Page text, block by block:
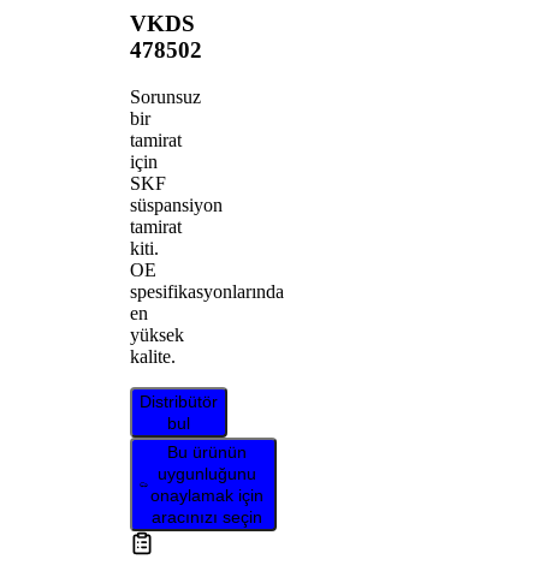
VKDS
478502
Sorunsuz
bir
tamirat
için
SKF
süspansiyon
tamirat
kiti.
OE
spesifikasyonlarında
en
yüksek
kalite.
Distribütör
bul
Bu ürünün
uygunluğunu
onaylamak için
aracınızı seçin